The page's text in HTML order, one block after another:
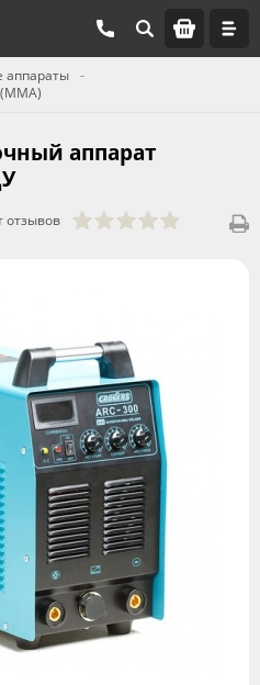
аппараты
аппарат
отзывов